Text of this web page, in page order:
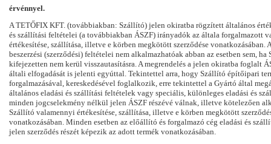
érvénnyel.
A TETŐFIX KFT. (továbbiakban: Szállító) jelen okiratba rögzített általános
és szállítási feltételei (a továbbiakban ÁSZF) irányadók az általa forgalmazott
értékesítése, szállítása, illetve e körben megkötött szerződése vonatkozásában.
beszerzési (szerződési) feltételei nem alkalmazhatóak abban az esetben sem,
kifejezetten nem kerül visszautasításra. A megrendelés a jelen okiratba foglalt
általi elfogadását is jelenti egyúttal. Tekintettel arra, hogy Szállító építőipari
forgalmazásával, kereskedésével foglalkozik, erre tekintettel a Gyártó által
általános eladási és szállítási feltételek vagy speciális, különleges eladási és
minden jogcselekmény nélkül jelen ÁSZF részévé válnak, illetve kötelezően
Szállító valamennyi értékesítése, szállítása, illetve e körben megkötött
vonatkozásában. Minden esetben az előállító és forgalmazó cég eladási és
jelen szerződés részét képezik az adott termék vonatkozásában.